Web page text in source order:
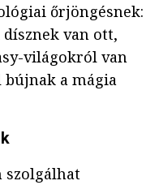
őrjöngésnek:
dísznek van ott,
világokról van
bújnak a mágia
szolgálhat